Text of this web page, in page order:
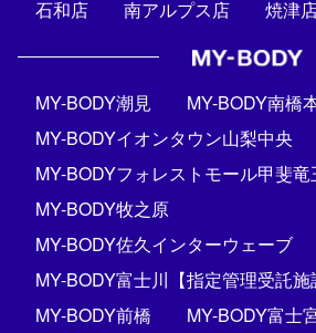
石和店
南アルプス店 焼津
MY-BODY潮見
MY-BODY南橋
MY-BODYイオンタウン山梨中央
MY-BODYフォレストモール甲斐竜
MY-BODY牧之原
MY-BODY佐久インターウェーブ
MY-BODY富士川【指定管理受託施
MY-BODY前橋
MY-BODY富士